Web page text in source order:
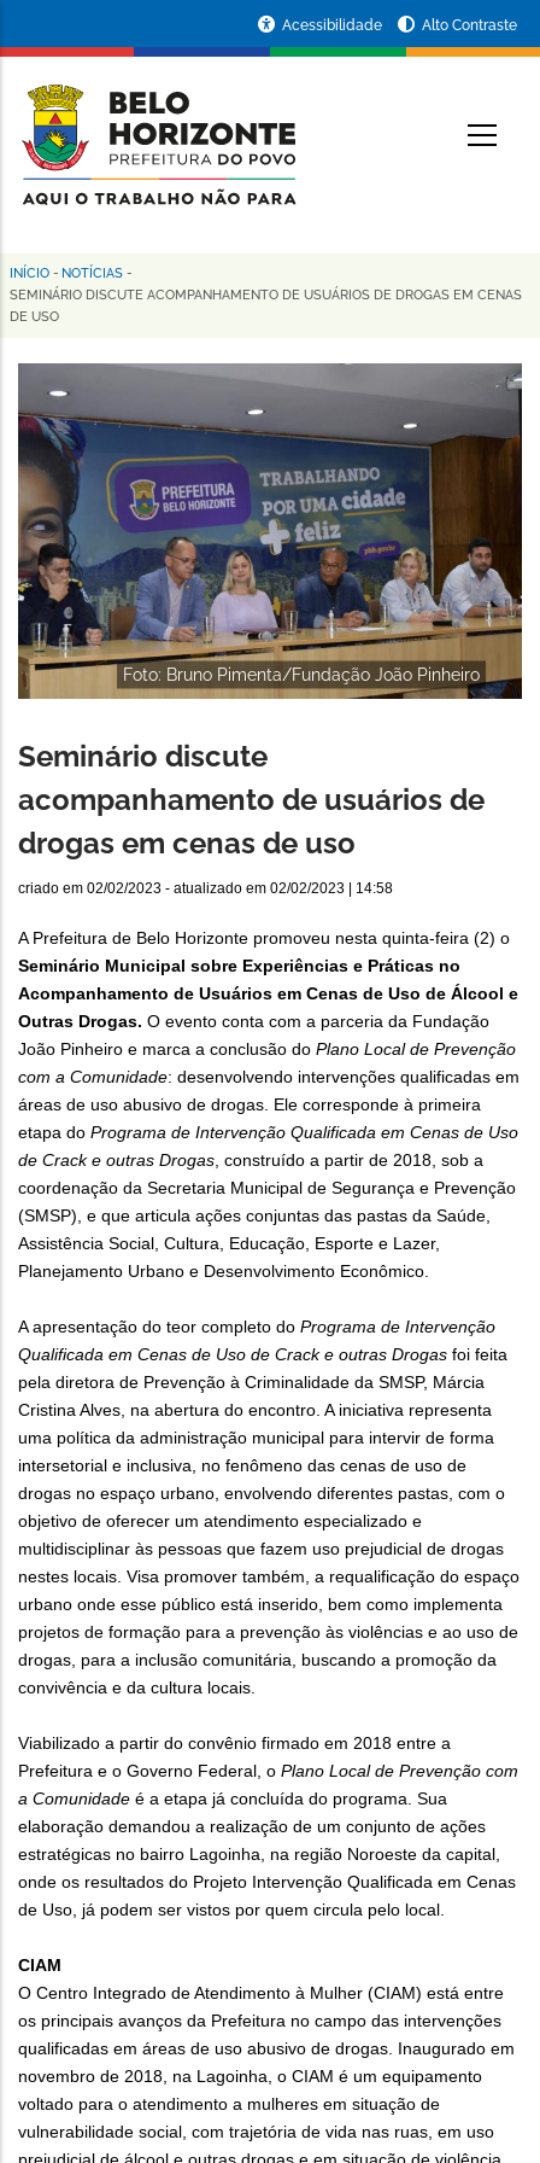
conteúdo
principal
da
Prefeitura
de
Horizonte
Acessibilidade Alto Contraste
Trilha
de
navegação
INÍCIO - NOTÍCIAS -
SEMINÁRIO DISCUTE ACOMPANHAMENTO DE USUÁRIOS DE DROGAS EM CENAS
DE USO
Foto: Bruno Pimenta/Fundação João Pinheiro
Seminário discute
acompanhamento de usuários de
drogas em cenas de uso
criado em 02/02/2023 - atualizado em 02/02/2023 | 14:58
A Prefeitura de Belo Horizonte promoveu nesta quinta-feira (2) o
Seminário Municipal sobre Experiências e Práticas no
Acompanhamento de Usuários em Cenas de Uso de Álcool e
Outras Drogas. O evento conta com a parceria da Fundação
João Pinheiro e marca a conclusão do Plano Local de Prevenção
com a Comunidade: desenvolvendo intervenções qualificadas em
áreas de uso abusivo de drogas. Ele corresponde à primeira
etapa do Programa de Intervenção Qualificada em Cenas de Uso
de Crack e outras Drogas, construído a partir de 2018, sob a
coordenação da Secretaria Municipal de Segurança e Prevenção
(SMSP), e que articula ações conjuntas das pastas da Saúde,
Assistência Social, Cultura, Educação, Esporte e Lazer,
Planejamento Urbano e Desenvolvimento Econômico.
A apresentação do teor completo do Programa de Intervenção
Qualificada em Cenas de Uso de Crack e outras Drogas foi feita
pela diretora de Prevenção à Criminalidade da SMSP, Márcia
Cristina Alves, na abertura do encontro. A iniciativa representa
uma política da administração municipal para intervir de forma
intersetorial e inclusiva, no fenômeno das cenas de uso de
drogas no espaço urbano, envolvendo diferentes pastas, com o
objetivo de oferecer um atendimento especializado e
multidisciplinar às pessoas que fazem uso prejudicial de drogas
nestes locais. Visa promover também, a requalificação do espaço
urbano onde esse público está inserido, bem como implementa
projetos de formação para a prevenção às violências e ao uso de
drogas, para a inclusão comunitária, buscando a promoção da
convivência e da cultura locais.
Viabilizado a partir do convênio firmado em 2018 entre a
Prefeitura e o Governo Federal, o Plano Local de Prevenção com
a Comunidade é a etapa já concluída do programa. Sua
elaboração demandou a realização de um conjunto de ações
estratégicas no bairro Lagoinha, na região Noroeste da capital,
onde os resultados do Projeto Intervenção Qualificada em Cenas
de Uso, já podem ser vistos por quem circula pelo local.
CIAM
O Centro Integrado de Atendimento à Mulher (CIAM) está entre
os principais avanços da Prefeitura no campo das intervenções
qualificadas em áreas de uso abusivo de drogas. Inaugurado em
novembro de 2018, na Lagoinha, o CIAM é um equipamento
voltado para o atendimento a mulheres em situação de
vulnerabilidade social, com trajetória de vida nas ruas, em uso